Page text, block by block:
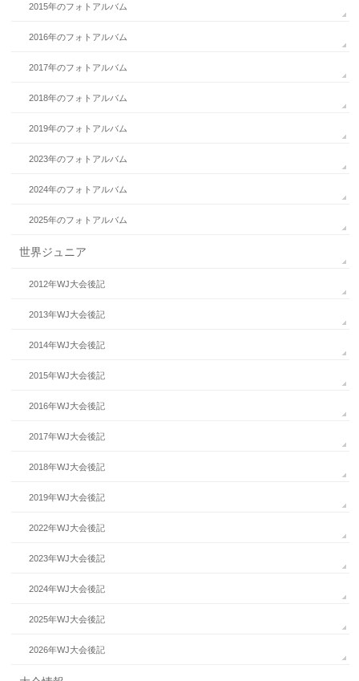
2015年のフォトアルバム
2016年のフォトアルバム
2017年のフォトアルバム
2018年のフォトアルバム
2019年のフォトアルバム
2023年のフォトアルバム
2024年のフォトアルバム
2025年のフォトアルバム
世界ジュニア
2012年WJ大会後記
2013年WJ大会後記
2014年WJ大会後記
2015年WJ大会後記
2016年WJ大会後記
2017年WJ大会後記
2018年WJ大会後記
2019年WJ大会後記
2022年WJ大会後記
2023年WJ大会後記
2024年WJ大会後記
2025年WJ大会後記
2026年WJ大会後記